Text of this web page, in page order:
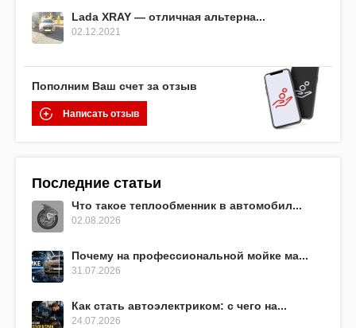
Lada XRAY — отличная альтерна...
02.12.2021
Пополним Ваш счет за отзыв
Написать отзыв
Последние статьи
Что такое теплообменник в автомобил...
02.08.2026
Почему на профессиональной мойке ма...
31.07.2026
Как стать автоэлектриком: с чего на...
24.07.2026